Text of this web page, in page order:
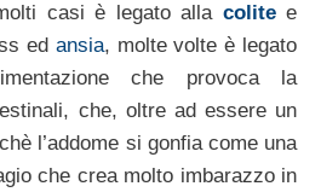
casi è legato alla colitee
ed ansia, molte volte è legato
che provoca la
che, oltre ad essere un
l’addome si gonfia come una
che crea molto imbarazzo in